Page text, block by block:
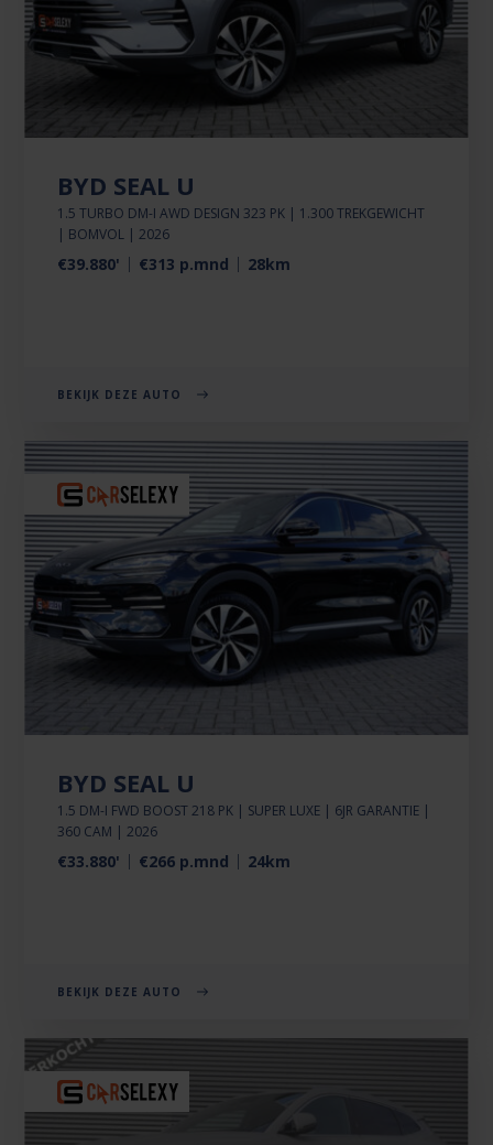
BYD SEAL U
1.5 TURBO DM-I AWD DESIGN 323 PK | 1.300 TREKGEWICHT
| BOMVOL | 2026
€39.880' €313 p.mnd 28km
BEKIJK DEZE AUTO
BYD SEAL U
1.5 DM-I FWD BOOST 218 PK | SUPER LUXE | 6JR GARANTIE |
360 CAM | 2026
€33.880' €266 p.mnd 24km
BEKIJK DEZE AUTO